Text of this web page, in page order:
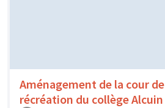
Aménagement de la cour de
récréation du collège Alcuin